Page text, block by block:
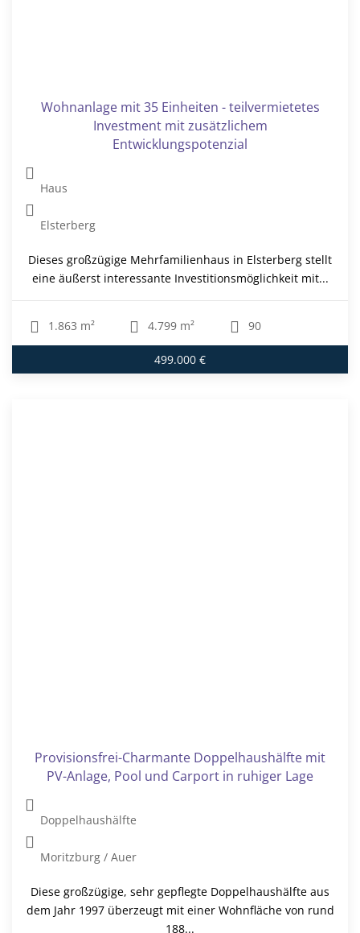
Provisionsfrei-Charmante Doppelhaushälfte mit
PV-Anlage, Pool und Carport in ruhiger Lage
Doppelhaushälfte
Moritzburg / Auer
Diese großzügige, sehr gepflegte Doppelhaushälfte aus
dem Jahr 1997 überzeugt mit einer Wohnfläche von rund
489.000 €